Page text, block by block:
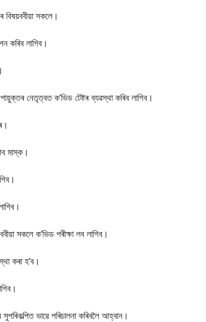
বিষয়ববীয়া সকলে।
কৰিব লাগিব।
নেতৃত্বত ক’ভিড টেষ্টৰ ব্যৱস্থা কৰিব লাগিব।
মাস্ক।
সকলে ক’ভিড পৰীক্ষা লব লাগিব।
কৰা হ’ব।
ভাৱে পৰিচালনা কৰিবলৈ আহ্বান।